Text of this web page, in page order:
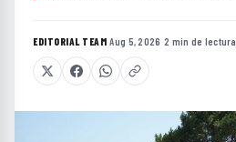
EDITORIAL TEAM·Aug 5, 2026 ·2 min de lectura